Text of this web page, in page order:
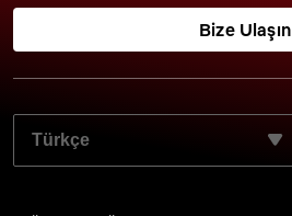
Bize Ulaşın
TERCIH ETTIĞINIZ DILI SEÇIN: